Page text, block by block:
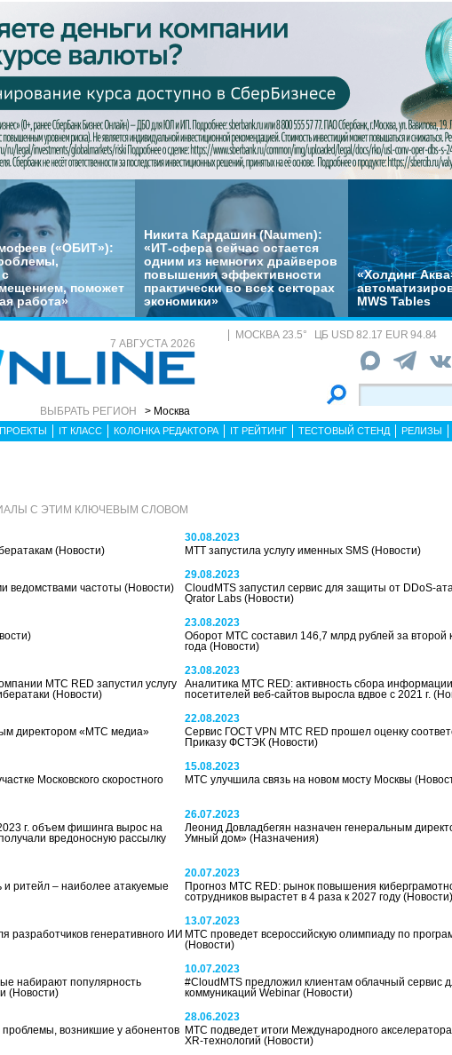
(«ОБИТ»):
поможет
работа»
Никита Кардашин (Naumen):
«ИТ-сфера сейчас остается
одним из немногих драйверов
повышения эффективности
практически во всех секторах
экономики»
«Холдинг
MWS Tables
7 АВГУСТА 2026
ВЫБРАТЬ РЕГИОН > Москва
МОСКВА 23.5° ЦБ USD 82.17 EUR 94.84
ПРОЕКТЫ IT КЛАСС КОЛОНКА РЕДАКТОРА IT РЕЙТИНГ ТЕСТОВЫЙ СТЕНД РЕЛИЗЫ
С ЭТИМ КЛЮЧЕВЫМ СЛОВОМ
(Новости)
30.08.2023
МТТ запустила услугу именных SMS (Новости)
ведомствами частоты (Новости)
29.08.2023
CloudMTS запустил сервис для защиты от DDoS-
Qrator Labs (Новости)
23.08.2023
Оборот МТС составил 146,7 млрд рублей за второй
года (Новости)
МТС RED запустил услугу
(Новости)
23.08.2023
Аналитика МТС RED: активность сбора
посетителей веб-сайтов выросла вдвое с 2021 г.
директором «МТС медиа»
22.08.2023
Сервис ГОСТ VPN МТС RED прошел оценку
Приказу ФСТЭК (Новости)
Московского скоростного
15.08.2023
МТС улучшила связь на новом мосту Москвы
г. объем фишинга вырос на
вредоносную рассылку
26.07.2023
Леонид Довладбегян назначен генеральным
Умный дом» (Назначения)
ритейл – наиболее атакуемые
20.07.2023
Прогноз МТС RED: рынок повышения
сотрудников вырастет в 4 раза к 2027 году (Новости)
разработчиков генеративного ИИ
13.07.2023
МТС проведет всероссийскую олимпиаду по
(Новости)
набирают популярность
(Новости)
10.07.2023
#CloudMTS предложил клиентам облачный сервис
коммуникаций Webinar (Новости)
возникшие у абонентов
28.06.2023
МТС подведет итоги Международного
XR-технологий (Новости)